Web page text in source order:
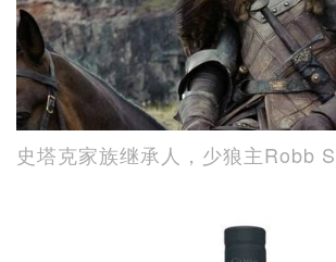
史塔克家族继承人，少狼主Robb